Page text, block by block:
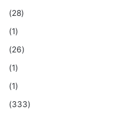
(28)
(1)
(26)
(1)
(1)
(333)